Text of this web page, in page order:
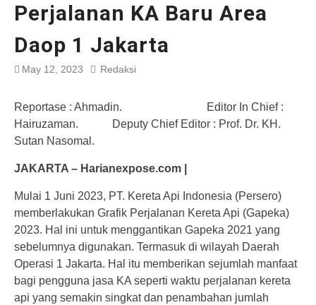
Perjalanan KA Baru Area
Daop 1 Jakarta
May 12, 2023 Redaksi
Reportase : Ahmadin. Editor In Chief :
Hairuzaman. Deputy Chief Editor : Prof. Dr. KH.
Sutan Nasomal.
JAKARTA – Harianexpose.com |
Mulai 1 Juni 2023, PT. Kereta Api Indonesia (Persero)
memberlakukan Grafik Perjalanan Kereta Api (Gapeka)
2023. Hal ini untuk menggantikan Gapeka 2021 yang
sebelumnya digunakan. Termasuk di wilayah Daerah
Operasi 1 Jakarta. Hal itu memberikan sejumlah manfaat
bagi pengguna jasa KA seperti waktu perjalanan kereta
api yang semakin singkat dan penambahan jumlah